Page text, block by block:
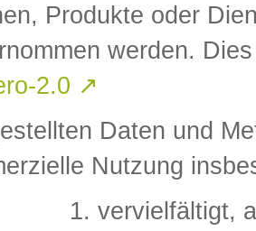
Produkte oder
werden.
2.0 ↗
Daten und
Nutzung
vervielfältigt,